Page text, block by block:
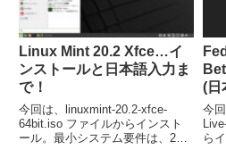
Linux Mint 20.2 Xfce…イ
ンストールと日本語入力ま
で！
今回は、linuxmint-20.2-xfce-
64bit.iso ファイルからインスト
ール。最小システム要件は、2GB
(日
今
ら